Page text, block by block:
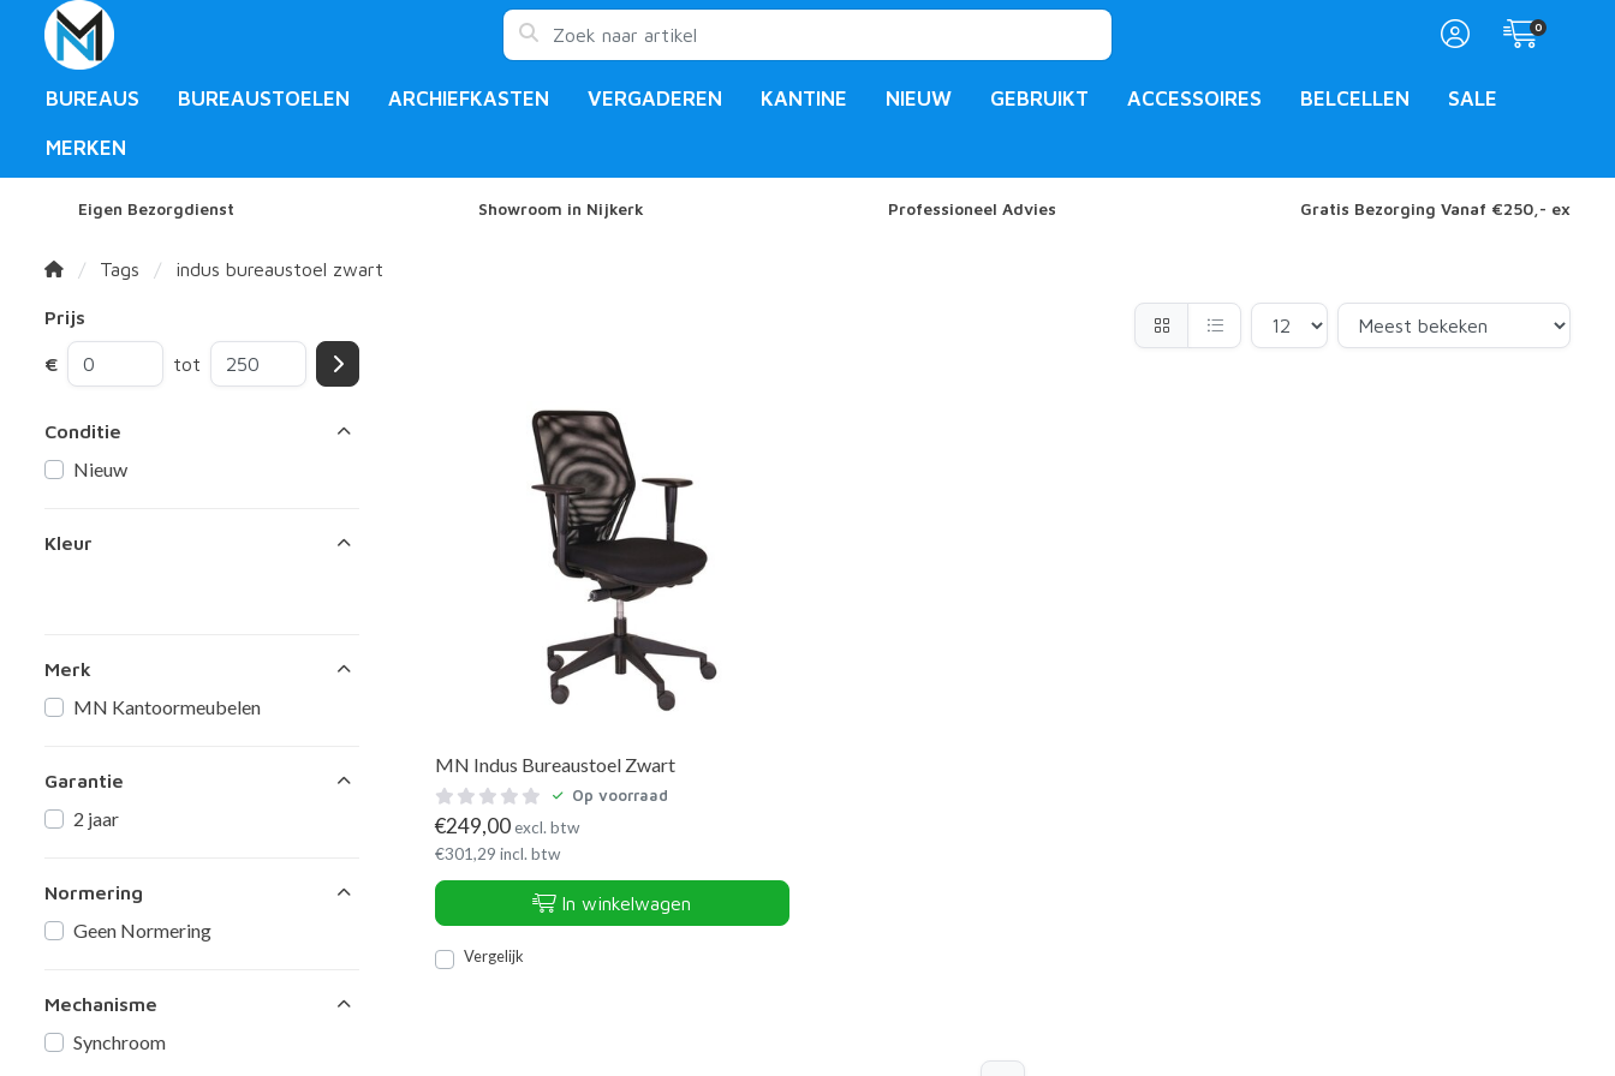
0
BUREAUS BUREAUSTOELEN ARCHIEFKASTEN VERGADEREN KANTINE NIEUW GEBRUIKT ACCESSOIRES BELCELLEN SALE
MERKEN
Eigen Bezorgdienst Showroom in Nijkerk Professioneel Advies Gratis Bezorging Vanaf €250,- ex
Tags indus bureaustoel zwart
Prijs
€ tot
Conditie
Nieuw
Kleur
Merk
MN Kantoormeubelen
Garantie
2 jaar
Normering
Geen Normering
Mechanisme
Synchroom
MN Indus Bureaustoel Zwart
Op voorraad
€249,00excl. btw
€301,29 incl. btw
In winkelwagen
Vergelijk